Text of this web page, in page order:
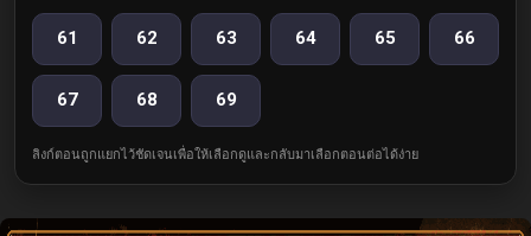
61 62 63 64 65 66
67 68 69
ลิงก์ตอนถูกแยกไว้ชัดเจนเพื่อให้เลือกดูและกลับมาเลือกตอนต่อได้ง่าย